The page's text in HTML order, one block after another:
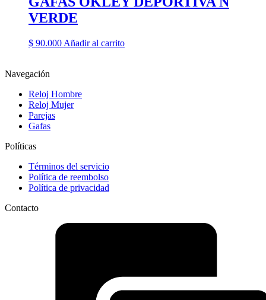
VERDE
$ 90.000 Añadir al carrito
Navegación
Reloj Hombre
Reloj Mujer
Parejas
Gafas
Políticas
Términos del servicio
Política de reembolso
Política de privacidad
Contacto